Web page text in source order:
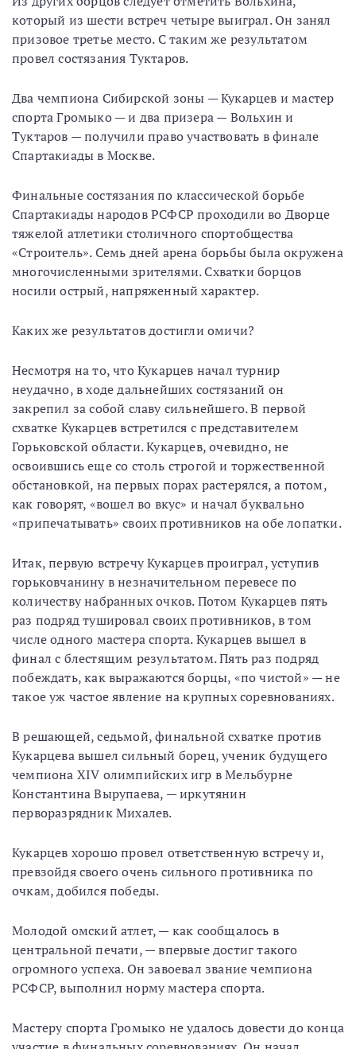
который из шести встреч четыре выиграл. Он занял
призовое третье место. С таким же результатом
провел состязания Туктаров.
Два чемпиона Сибирской зоны — Кукарцев и мастер
спорта Громыко — и два призера — Вольхин и
Туктаров — получили право участвовать в финале
Спартакиады в Москве.
Финальные состязания по классической борьбе
Спартакиады народов РСФСР проходили во Дворце
тяжелой атлетики столичного спортобщества
«Строитель». Семь дней арена борьбы была окружена
многочисленными зрителями. Схватки борцов
носили острый, напряженный характер.
Каких же результатов достигли омичи?
Несмотря на то, что Кукарцев начал турнир
неудачно, в ходе дальнейших состязаний он
закрепил за собой славу сильнейшего. В первой
схватке Кукарцев встретился с представителем
Горьковской области. Кукарцев, очевидно, не
освоившись еще со столь строгой и торжественной
обстановкой, на первых порах растерялся, а потом,
как говорят, «вошел во вкус» и начал буквально
«припечатывать» своих противников на обе лопатки.
Итак, первую встречу Кукарцев проиграл, уступив
горьковчанину в незначительном перевесе по
количеству набранных очков. Потом Кукарцев пять
раз подряд тушировал своих противников, в том
числе одного мастера спорта. Кукарцев вышел в
финал с блестящим результатом. Пять раз подряд
побеждать, как выражаются борцы, «по чистой» — не
такое уж частое явление на крупных соревнованиях.
В решающей, седьмой, финальной схватке против
Кукарцева вышел сильный борец, ученик будущего
чемпиона XIV олимпийских игр в Мельбурне
Константина Вырупаева, — иркутянин
перворазрядник Михалев.
Кукарцев хорошо провел ответственную встречу и,
превзойдя своего очень сильного противника по
очкам, добился победы.
Молодой омский атлет, — как сообщалось в
центральной печати, — впервые достиг такого
огромного успеха. Он завоевал звание чемпиона
РСФСР, выполнил норму мастера спорта.
Мастеру спорта Громыко не удалось довести до конца